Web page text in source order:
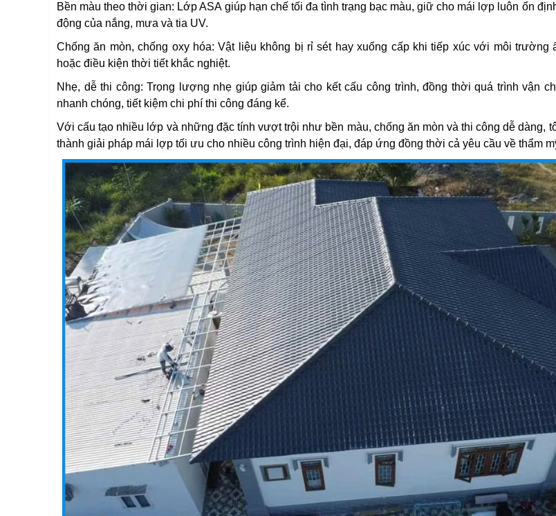
Bền màu theo thời gian: Lớp ASA giúp hạn chế tối đa tình trạng bạc màu, giữ cho mái lợp luôn ổn
động của nắng, mưa và tia UV.
Chống ăn mòn, chống oxy hóa: Vật liệu không bị rỉ sét hay xuống cấp khi tiếp xúc với môi trường
hoặc điều kiện thời tiết khắc nghiệt.
Nhẹ, dễ thi công: Trọng lượng nhẹ giúp giảm tải cho kết cấu công trình, đồng thời quá trình vận
nhanh chóng, tiết kiệm chi phí thi công đáng kể.
Với cấu tạo nhiều lớp và những đặc tính vượt trội như bền màu, chống ăn mòn và thi công dễ dàng,
thành giải pháp mái lợp tối ưu cho nhiều công trình hiện đại, đáp ứng đồng thời cả yêu cầu về thẩm